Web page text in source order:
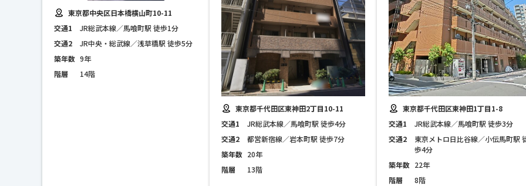
東京都中央区日本橋横山町10-11
交通1
JR総武本線／馬喰町駅 徒歩1分
交通2
JR中央・総武線／浅草橋駅 徒歩5分
築年数 9年
階層
14階
東京都千代田区東神田2丁目10-11
交通1
JR総武本線／馬喰町駅 徒歩4分
交通2
都営新宿線／岩本町駅 徒歩7分
築年数 20年
階層
13階
東京都千代田区東神田1丁目1-8
交通1
JR総武本線／馬喰町駅 徒歩3分
交通2
東京メトロ日比谷線／小伝馬町駅
歩4分
築年数 22年
階層
8階